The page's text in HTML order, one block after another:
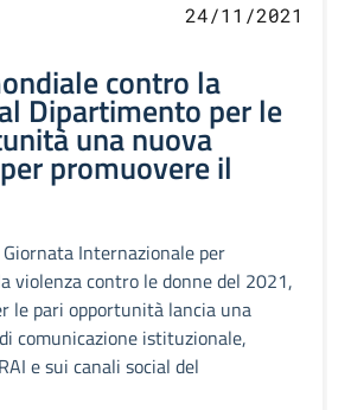
24/11/2021
contro la
Dipartimento per le
una nuova
promuovere il
Internazionale per
violenza contro le donne del 2021,
le pari opportunità lancia una
comunicazione istituzionale,
e sui canali social del